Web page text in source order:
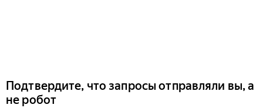
Подтвердите, что запросы отправляли вы, а
не робот